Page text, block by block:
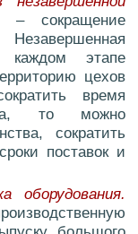
сокращение
каждом этапе
цехов
время
то можно
сократить
поставок и
оборудования.